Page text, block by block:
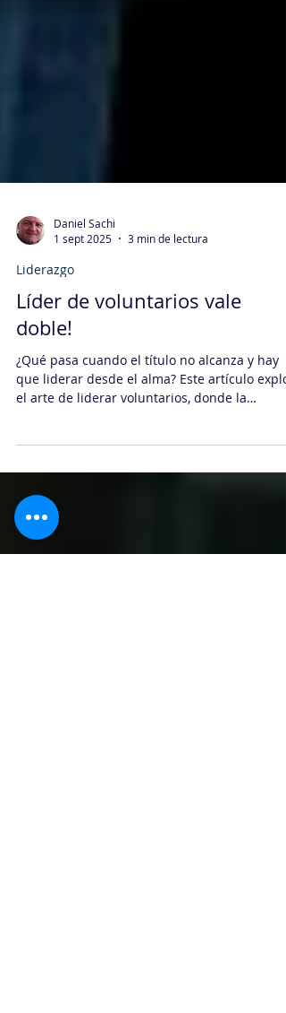
Daniel Sachi
1 sept 2025
3 min de lectura
Liderazgo
Líder de voluntarios vale
doble!
que liderar desde el alma? Este artículo
el arte de liderar voluntarios, donde la
autenticidad.